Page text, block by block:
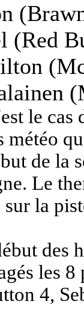
le cas
météo
de la
Le
la
des
les
4,